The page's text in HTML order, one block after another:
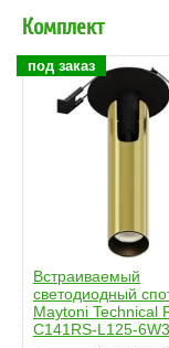
Комплект
под заказ
Встраиваемый
светодиодный
Maytoni Technical
C141RS-L125-